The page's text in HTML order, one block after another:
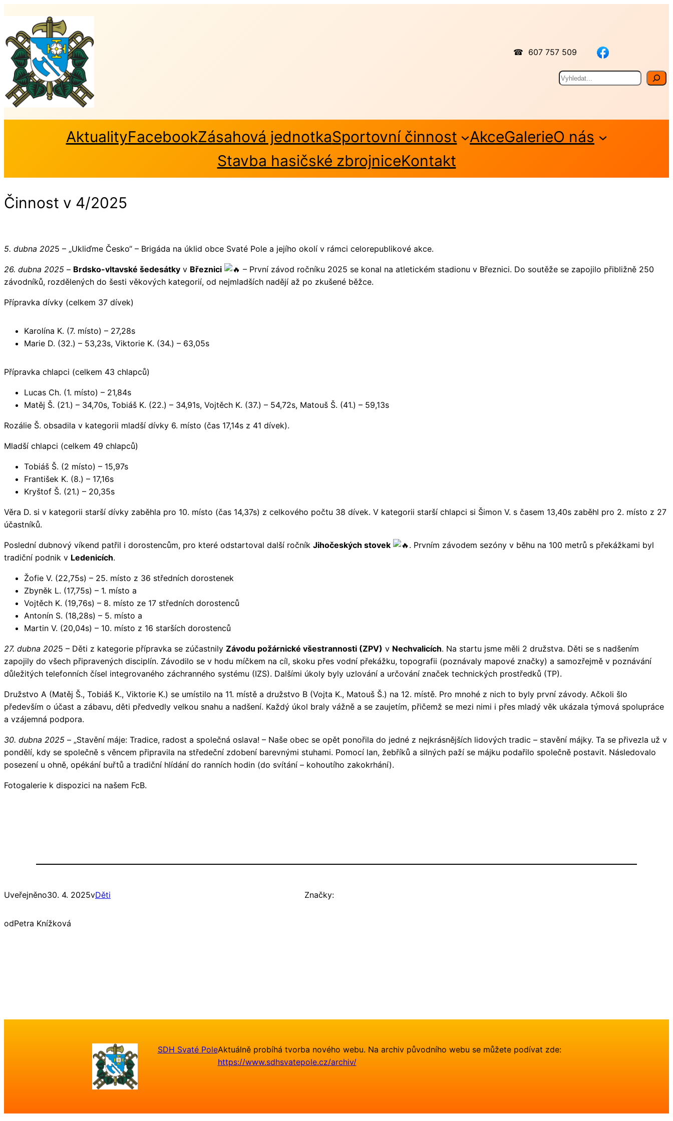
obsah
☎ 607 757 509
Hledat
AktualityFacebookZásahová jednotkaSportovní činnost AkceGalerieO nás
Stavba hasičské zbrojniceKontakt
Činnost v 4/2025
5. dubna 2025 – „Ukliďme Česko“ – Brigáda na úklid obce Svaté Pole a jejího okolí v rámci celorepublikové akce.
26. dubna 2025 – Brdsko-vltavské šedesátky v Březnici
– První závod ročníku 2025 se konal na atletickém stadionu v Březnici. Do soutěže se zapojilo přibližně 250
závodníků, rozdělených do šesti věkových kategorií, od nejmladších nadějí až po zkušené běžce.
Přípravka dívky (celkem 37 dívek)
Karolína K. (7. místo) – 27,28s
Marie D. (32.) – 53,23s, Viktorie K. (34.) – 63,05s
Přípravka chlapci (celkem 43 chlapců)
Lucas Ch. (1. místo) – 21,84s
Matěj Š. (21.) – 34,70s, Tobiáš K. (22.) – 34,91s, Vojtěch K. (37.) – 54,72s, Matouš Š. (41.) – 59,13s
Rozálie Š. obsadila v kategorii mladší dívky 6. místo (čas 17,14s z 41 dívek).
Mladší chlapci (celkem 49 chlapců)
Tobiáš Š. (2 místo) – 15,97s
František K. (8.) – 17,16s
Kryštof Š. (21.) – 20,35s
Věra D. si v kategorii starší dívky zaběhla pro 10. místo (čas 14,37s) z celkového počtu 38 dívek. V kategorii starší chlapci si Šimon V. s časem 13,40s zaběhl pro 2. místo z 27
účastníků.
Poslední dubnový víkend patřil i dorostencům, pro které odstartoval další ročník Jihočeských stovek
. Prvním závodem sezóny v běhu na 100 metrů s překážkami byl
tradiční podnik v Ledenicích.
Žofie V. (22,75s) – 25. místo z 36 středních dorostenek
Zbyněk L. (17,75s) – 1. místo a
Vojtěch K. (19,76s) – 8. místo ze 17 středních dorostenců
Antonín S. (18,28s) – 5. místo a
Martin V. (20,04s) – 10. místo z 16 starších dorostenců
27. dubna 2025 – Děti z kategorie přípravka se zúčastnily Závodu požárnické všestrannosti (ZPV) v Nechvalicích. Na startu jsme měli 2 družstva. Děti se s nadšením
zapojily do všech připravených disciplín. Závodilo se v hodu míčkem na cíl, skoku přes vodní překážku, topografii (poznávaly mapové značky) a samozřejmě v poznávání
důležitých telefonních čísel integrovaného záchranného systému (IZS). Dalšími úkoly byly uzlování a určování značek technických prostředků (TP).
Družstvo A (Matěj Š., Tobiáš K., Viktorie K.) se umístilo na 11. místě a družstvo B (Vojta K., Matouš Š.) na 12. místě. Pro mnohé z nich to byly první závody. Ačkoli šlo
především o účast a zábavu, děti předvedly velkou snahu a nadšení. Každý úkol braly vážně a se zaujetím, přičemž se mezi nimi i přes mladý věk ukázala týmová spolupráce
a vzájemná podpora.
30. dubna 2025 – „Stavění máje: Tradice, radost a společná oslava! – Naše obec se opět ponořila do jedné z nejkrásnějších lidových tradic – stavění májky. Ta se přivezla už v
pondělí, kdy se společně s věncem připravila na středeční zdobení barevnými stuhami. Pomocí lan, žebříků a silných paží se májku podařilo společně postavit. Následovalo
posezení u ohně, opékání buřtů a tradiční hlídání do ranních hodin (do svítání – kohoutího zakokrhání).
Fotogalerie k dispozici na našem FcB.
Uveřejněno30. 4. 2025vDěti
odPetra Knížková
Značky:
SDH Svaté PoleAktuálně probíhá tvorba nového webu. Na archiv původního webu se můžete podívat zde:
https://www.sdhsvatepole.cz/archiv/